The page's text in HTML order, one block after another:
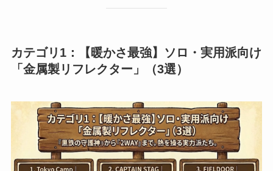
カテゴリ1：【暖かさ最強】ソロ・実用派向け
「金属製リフレクター」（3選）